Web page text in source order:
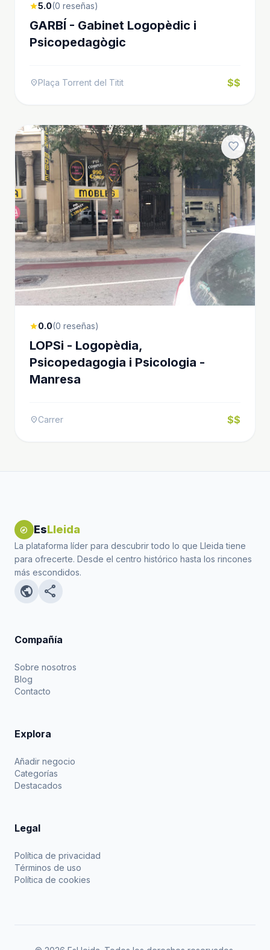
star5.0(0 reseñas)
GARBÍ - Gabinet Logopèdic i
Psicopedagògic
location_on Plaça Torrent del Titit $$
favorite
star0.0(0 reseñas)
LOPSi - Logopèdia,
Psicopedagogia i Psicologia -
Manresa
location_onCarrer $$
explore EsLleida
La plataforma líder para descubrir todo lo que Lleida tiene
para ofrecerte. Desde el centro histórico hasta los rincones
más escondidos.
public share
Compañía
Sobre nosotros
Blog
Contacto
Explora
Añadir negocio
Categorías
Destacados
Legal
Política de privacidad
Términos de uso
Política de cookies